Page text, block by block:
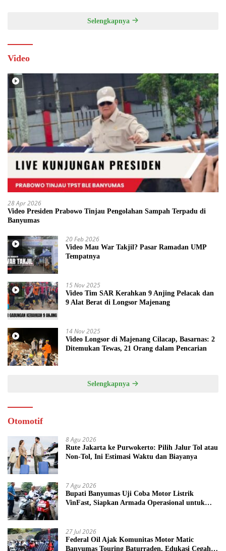
Selengkapnya
Video
28 Apr 2026
Video Presiden Prabowo Tinjau Pengolahan Sampah Terpadu di
Banyumas
20 Feb 2026
Video Mau War Takjil? Pasar Ramadan UMP
Tempatnya
15 Nov 2025
Video Tim SAR Kerahkan 9 Anjing Pelacak dan
9 Alat Berat di Longsor Majenang
14 Nov 2025
Video Longsor di Majenang Cilacap, Basarnas: 2
Ditemukan Tewas, 21 Orang dalam Pencarian
Selengkapnya
Otomotif
8 Agu 2026
Rute Jakarta ke Purwokerto: Pilih Jalur Tol atau
Non-Tol, Ini Estimasi Waktu dan Biayanya
7 Agu 2026
Bupati Banyumas Uji Coba Motor Listrik
VinFast, Siapkan Armada Operasional untuk
27 Jul 2026
Federal Oil Ajak Komunitas Motor Matic
Banyumas Touring Baturraden, Edukasi Cegah